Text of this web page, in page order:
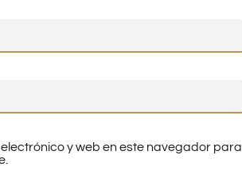
y web en este navegador para